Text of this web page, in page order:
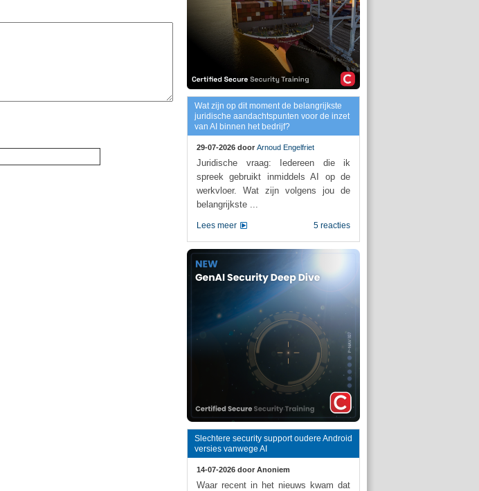
Wat zijn op dit moment de belangrijkste
juridische aandachtspunten voor de inzet
van AI binnen het bedrijf?
29-07-2026 door Arnoud Engelfriet
Juridische vraag: Iedereen die ik
spreek gebruikt inmiddels AI op de
werkvloer. Wat zijn volgens jou de
belangrijkste ...
5 reacties
Lees meer
Slechtere security support oudere Android
versies vanwege AI
14-07-2026 door Anoniem
Waar recent in het nieuws kwam dat